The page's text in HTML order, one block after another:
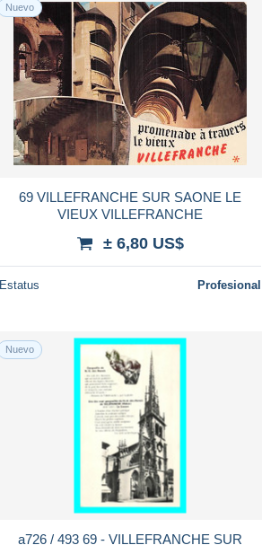
Nuevo
69 VILLEFRANCHE SUR SAONE LE
VIEUX VILLEFRANCHE
± 6,80 US$
Estatus Profesional
Nuevo
a726 / 493 69 - VILLEFRANCHE SUR